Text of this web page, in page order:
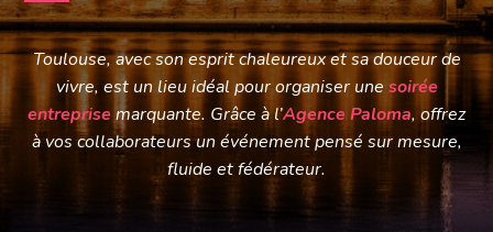
Toulouse, avec son esprit chaleureux et sa douceur de
vivre, est un lieu idéal pour organiser unesoirée
entreprisemarquante. Grâce à l’Agence Paloma, offrez
à vos collaborateurs un événement pensé sur mesure,
fluide et fédérateur.